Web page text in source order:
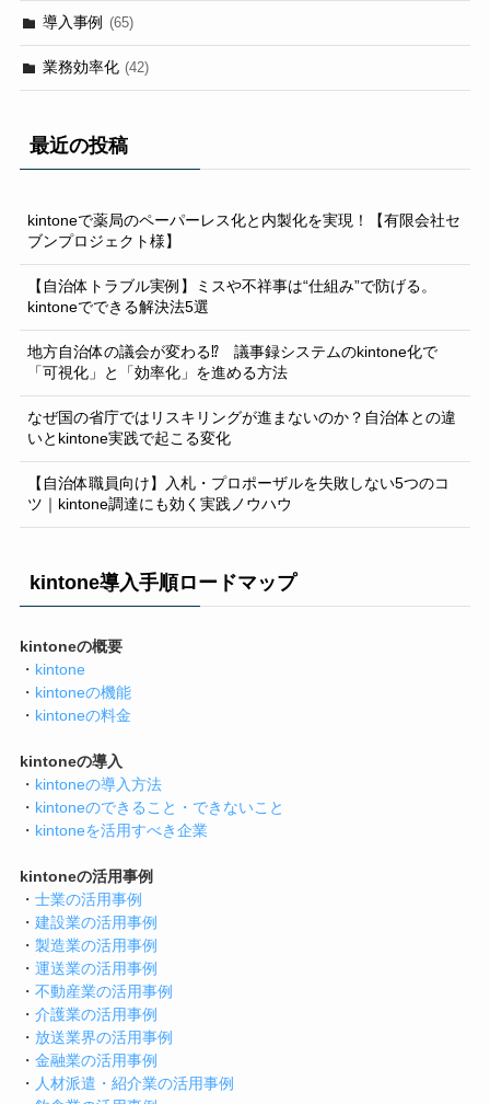
導入事例 (65)
業務効率化 (42)
最近の投稿
kintoneで薬局のペーパーレス化と内製化を実現！【有限会社セ
ブンプロジェクト様】
【自治体トラブル実例】ミスや不祥事は“仕組み”で防げる。
kintoneでできる解決法5選
地方自治体の議会が変わる⁉ 議事録システムのkintone化で
「可視化」と「効率化」を進める方法
なぜ国の省庁ではリスキリングが進まないのか？自治体との違
いとkintone実践で起こる変化
【自治体職員向け】入札・プロポーザルを失敗しない5つのコ
ツ｜kintone調達にも効く実践ノウハウ
kintone導入手順ロードマップ
kintoneの概要
・ kintone
・ kintoneの機能
・ kintoneの料金
kintoneの導入
・ kintoneの導入方法
・ kintoneのできること・できないこと
・ kintoneを活用すべき企業
kintoneの活用事例
・ 士業の活用事例
・ 建設業の活用事例
・ 製造業の活用事例
・ 運送業の活用事例
・ 不動産業の活用事例
・ 介護業の活用事例
・ 放送業界の活用事例
・ 金融業の活用事例
・ 人材派遣・紹介業の活用事例